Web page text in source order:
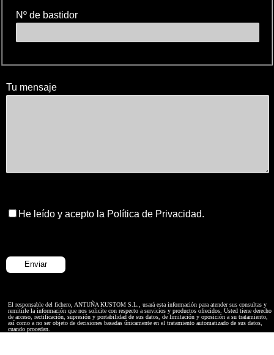
Nº de bastidor
Tu mensaje
He leído y acepto la Política de Privacidad.
El responsable del fichero, ANTUÑA KUSTOM S.L., usará esta información para atender sus consultas y
remitirle la información que nos solicite con respecto a servicios y productos ofrecidos. Usted tiene derecho
de acceso, rectificación, supresión y portabilidad de sus datos, de limitación y oposición a su tratamiento,
así como a no ser objeto de decisiones basadas únicamente en el tratamiento automatizado de sus datos,
cuando procedan.